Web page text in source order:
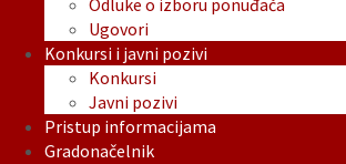
Odluke o izboru ponuđača
Ugovori
Konkursi i javni pozivi
Konkursi
Javni pozivi
Pristup informacijama
Gradonačelnik